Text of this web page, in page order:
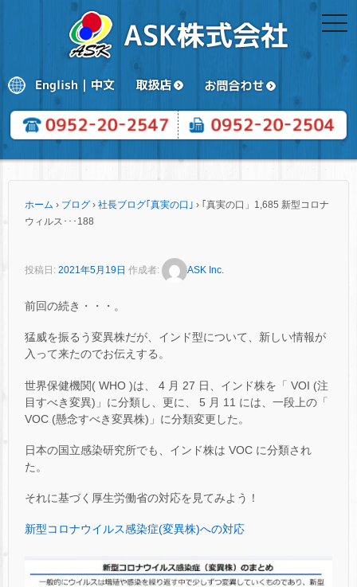
ホーム › ブログ › 社長ブログ｢真実の口｣ › ｢真実の口」1,685 新型コロナ
ウィルス･･･188
投稿日: 2021年5月19日 作成者: ASK Inc.
前回の続き・・・。
猛威を振るう変異株だが、インド型について、新しい情報が
入って来たのでお伝えする。
世界保健機関( WHO )は、 4 月 27 日、インド株を「 VOI (注
目すべき変異)」に分類し、更に、 5 月 11 には、一段上の「
VOC (懸念すべき変異株)」に分類変更した。
日本の国立感染研究所でも、インド株は VOC に分類され
た。
それに基づく厚生労働省の対応を見てみよう！
新型コロナウイルス感染症(変異株)への対応